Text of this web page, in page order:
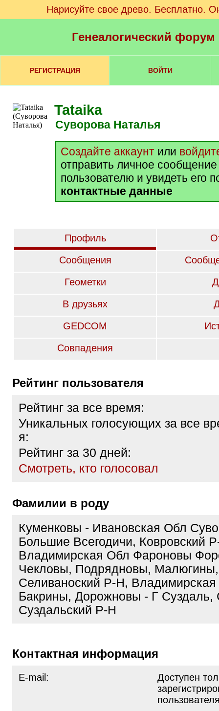
Нарисуйте свое древо. Бесплатно.
Генеалогический
РЕГИСТРАЦИЯ ВОЙТИ
Tataika
Суворова Наталья
Создайте аккаунт или
отправить личное
пользователю и увидеть его
контактные данные
Профиль
Сообщения
Геометки
В друзьях
GEDCOM
Совпадения
Рейтинг пользователя
Рейтинг за все время:
Уникальных голосующих за все
я:
Рейтинг за 30 дней:
Cмотреть, кто голосовал
Фамилии в роду
Куменковы - Ивановская Обл
Большие Всегодичи, Ковровский
Владимирская Обл Фароновы
Чекловы, Подрядновы,
Селиваноский Р-Н,
Бакрины, Дорожновы - Г Суздаль,
Суздальский Р-Н
Контактная информация
E-mail:
Доступен